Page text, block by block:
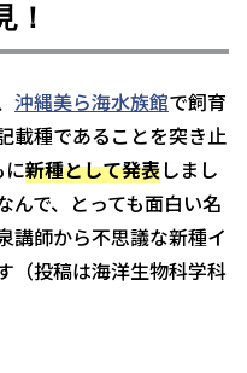
！
沖縄美ら海水族館で飼育
載種であることを突き止
新種として発表しまし
んで、とっても面白い名
講師から不思議な新種イ
（投稿は海洋生物科学科